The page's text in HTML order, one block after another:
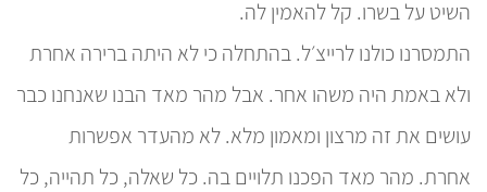
השיט על בשרו. קל להאמין לה.
התמסרנו כולנו לרייצ׳ל. בהתחלה כי לא היתה ברירה אחרת
ולא באמת היה משהו אחר. אבל מהר מאד הבנו שאנחנו כבר
עושים את זה מרצון ומאמון מלא. לא מהעדר אפשרות
אחרת. מהר מאד הפכנו תלויים בה. כל שאלה, כל תהייה, כל